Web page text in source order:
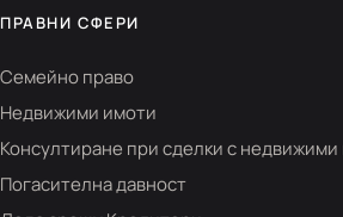
ПРАВНИ СФЕРИ
Семейно право
Недвижими имоти
Консултиране при сделки с
Погасителна давност